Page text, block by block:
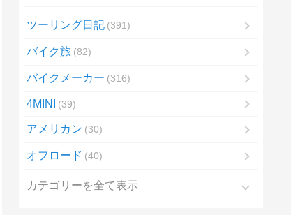
ツーリング日記 391
バイク旅 82
バイクメーカー 316
4MINI 39
アメリカン 30
オフロード 40
カテゴリーを全て表示